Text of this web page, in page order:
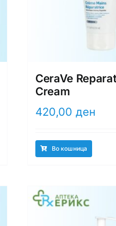
CeraVe
Cream
420,00 ден
Во кошница